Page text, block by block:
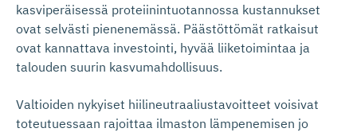
kasviperäisessä proteiinintuotannossa kustannukset
ovat selvästi pienenemässä. Päästöttömät ratkaisut
ovat kannattava investointi, hyvää liiketoimintaa ja
talouden suurin kasvumahdollisuus.
Valtioiden nykyiset hiilineutraaliustavoitteet voisivat
toteutuessaan rajoittaa ilmaston lämpenemisen jo